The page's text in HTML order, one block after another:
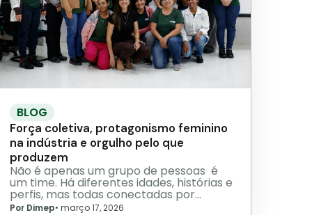
BLOG
Força coletiva, protagonismo feminino
na indústria e orgulho pelo que
produzem
Não é apenas um grupo de pessoas é
um time. Há diferentes idades, histórias e
perfis, mas todas conectadas por…
Por Dimep• março 17, 2026